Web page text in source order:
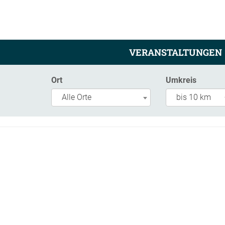
VERANSTALTUNGEN
Ort
Alle Orte
Umkreis
bis 10 km